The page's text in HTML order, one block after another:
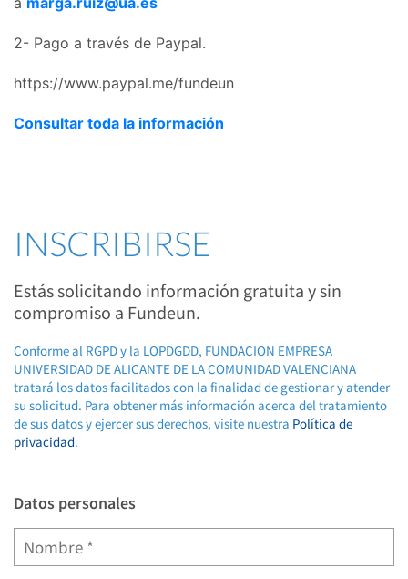
2- Pago a través de Paypal.
https://www.paypal.me/fundeun
Consultar toda la información
INSCRIBIRSE
Estás solicitando información gratuita y sin
compromiso a Fundeun.
Conforme al RGPD y la LOPDGDD, FUNDACION EMPRESA
UNIVERSIDAD DE ALICANTE DE LA COMUNIDAD VALENCIANA
tratará los datos facilitados con la finalidad de gestionar y atender
su solicitud. Para obtener más información acerca del tratamiento
de sus datos y ejercer sus derechos, visite nuestra Política de
privacidad.
Datos personales